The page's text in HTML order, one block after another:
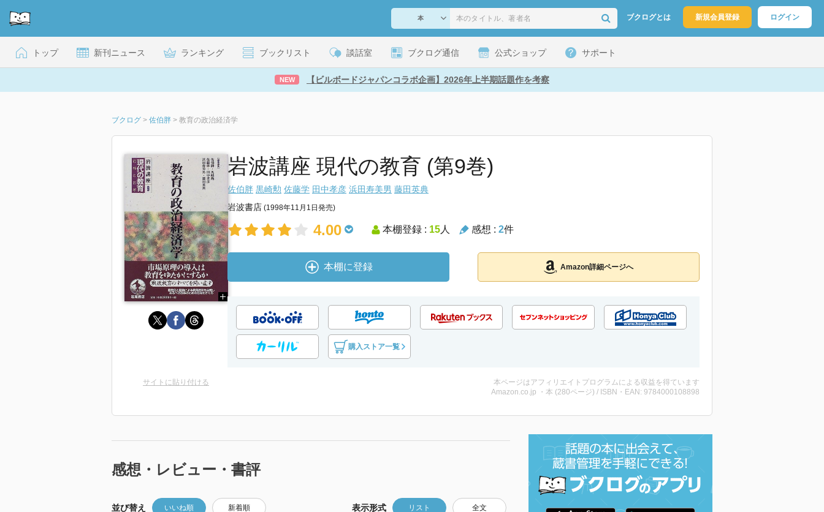
ブクログとは 新規会員登録 ログイン
トップ 新刊ニュース ランキング ブックリスト 談話室 ブクログ通信 公式ショップ サポート
NEW 【ビルボードジャパンコラボ企画】2026年上半期話題作を考察
ブクログ > 佐伯胖 > 教育の政治経済学
岩波講座 現代の教育 (第9巻)
佐伯胖 黒崎勲 佐藤学 田中孝彦 浜田寿美男 藤田英典
岩波書店 (1998年11月1日発売)
4.00 本棚登録 : 15人 感想 : 2件
本棚に登録 Amazon詳細ページへ
購入ストア一覧
サイトに貼り付ける
本ページはアフィリエイトプログラムによる収益を得ています
Amazon.co.jp ・本 (280ページ) / ISBN・EAN: 9784000108898
感想・レビュー・書評
並び替え いいね順 新着順 表示形式 リスト 全文